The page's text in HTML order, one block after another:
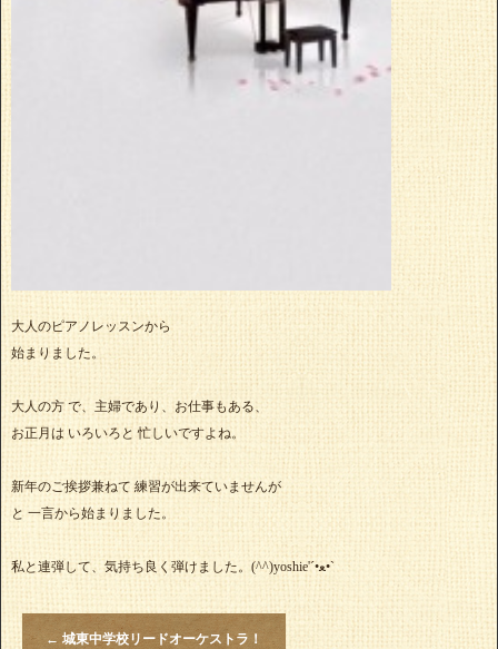
大人のピアノレッスンから
始まりました。
大人の方 で、主婦であり、お仕事もある、
お正月は いろいろと 忙しいですよね。
新年のご挨拶兼ねて 練習が出来ていませんが
と 一言から始まりました。
私と連弾して、気持ち良く弾けました。(^^)yoshie'‎´•ﻌ•`
← 城東中学校リードオーケストラ！